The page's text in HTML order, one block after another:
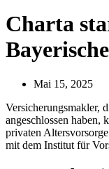
Charta
Mai 15, 2025
Versicherungsmakler,
angeschlossen haben,
privaten
mit dem Institut für